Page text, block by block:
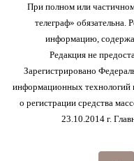
При полном или
телеграф» обязательна.
информацию,
Редакция не
Зарегистрировано
информационных технологий
о регистрации средства
23.10.2014 г.